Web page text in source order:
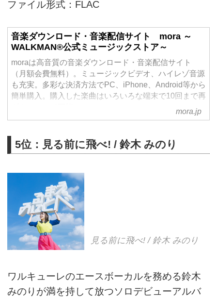
ファイル形式：FLAC
音楽ダウンロード・音楽配信サイト mora ～
WALKMAN®公式ミュージックストア～
moraは高音質の音楽ダウンロード・音楽配信サイト
（月額会費無料）。ミュージックビデオ、ハイレゾ音源
も充実。多彩な決済方法でPC、iPhone、Android等から
簡単購入。購入した楽曲はいろいろな端末で10回まで再
mora.jp
5位：見る前に飛べ! / 鈴木 みのり
見る前に飛べ! / 鈴木 みのり
ワルキューレのエースボーカルを務める鈴木
みのりが満を持して放つソロデビューアルバ